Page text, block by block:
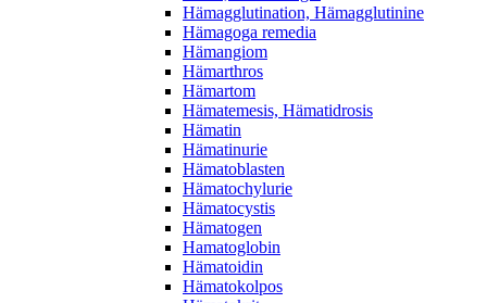
Hämagglutination, Hämagglutinine
Hämagoga remedia
Hämangiom
Hämarthros
Hämartom
Hämatemesis, Hämatidrosis
Hämatin
Hämatinurie
Hämatoblasten
Hämatochylurie
Hämatocystis
Hämatogen
Hamatoglobin
Hämatoidin
Hämatokolpos